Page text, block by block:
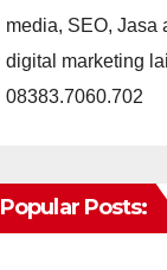
media, SEO, Jasa
digital marketing
08383.7060.702
Popular Posts: